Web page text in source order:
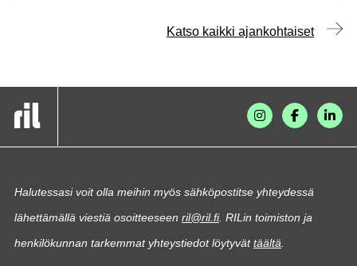
Katso kaikki ajankohtaiset
Halutessasi voit olla meihin myös sähköpostitse yhteydessä
lähettämällä viestiä osoitteeseen ril@ril.fi. RILin toimiston ja
henkilökunnan tarkemmat yhteystiedot löytyvättäältä